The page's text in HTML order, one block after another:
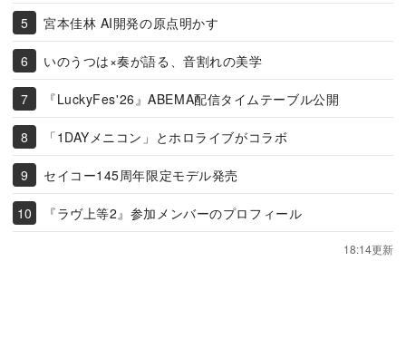
宮本佳林 AI開発の原点明かす
いのうつは×奏が語る、音割れの美学
『LuckyFes'26』ABEMA配信タイムテーブル公開
「1DAYメニコン」とホロライブがコラボ
セイコー145周年限定モデル発売
『ラヴ上等2』参加メンバーのプロフィール
18:14更新